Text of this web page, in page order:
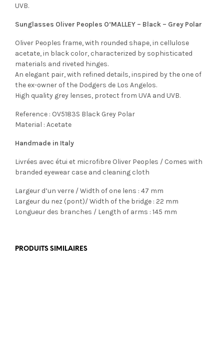
UVB.
Sunglasses Oliver Peoples O’MALLEY – Black – Grey Polar
Oliver Peoples frame, with rounded shape, in cellulose
acetate, in black color, characterized by sophisticated
materials and riveted hinges.
An elegant pair, with refined details, inspired by the one of
the ex-owner of the Dodgers de Los Angelos.
High quality grey lenses, protect from UVA and UVB.
Reference : OV5183S Black Grey Polar
Material : Acetate
Handmade in Italy
Livrées avec étui et microfibre Oliver Peoples / Comes with
branded eyewear case and cleaning cloth
Largeur d’un verre / Width of one lens : 47 mm
Largeur du nez (pont)/ Width of the bridge : 22 mm
Longueur des branches / Length of arms : 145 mm
PRODUITS SIMILAIRES